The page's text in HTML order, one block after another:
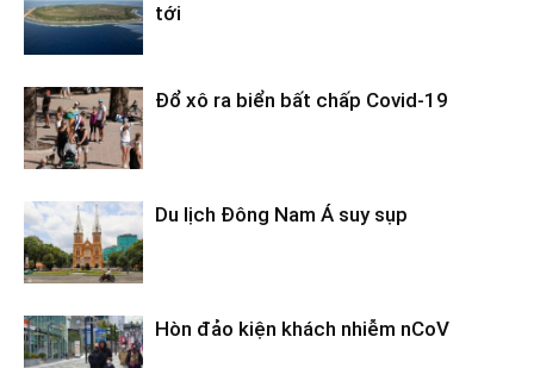
tới
Đổ xô ra biển bất chấp Covid-19
Du lịch Đông Nam Á suy sụp
Hòn đảo kiện khách nhiễm nCoV